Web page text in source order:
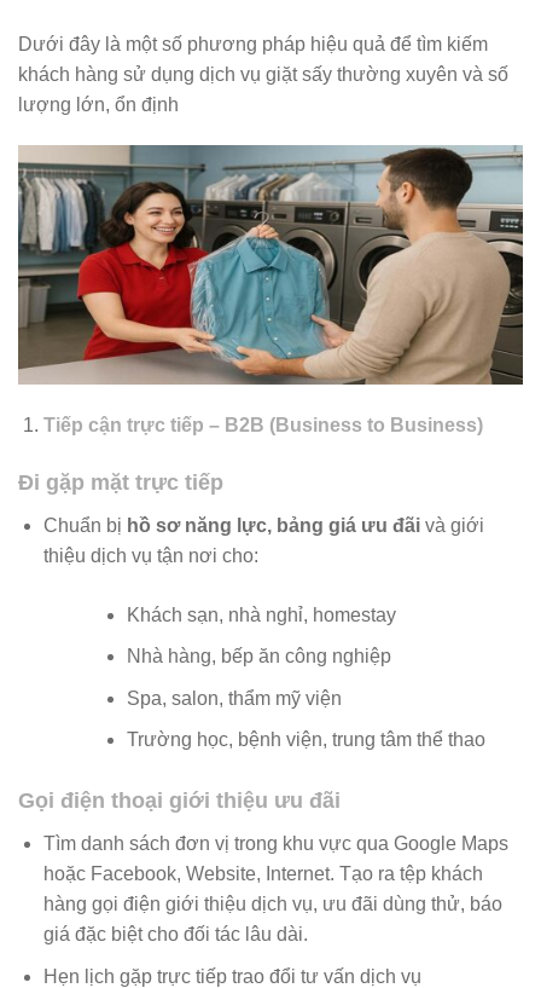
Dưới đây là một số phương pháp hiệu quả để tìm kiếm
khách hàng sử dụng dịch vụ giặt sấy thường xuyên và số
lượng lớn, ổn định
Tiếp cận trực tiếp – B2B (Business to Business)
Đi gặp mặt trực tiếp
Chuẩn bị hồ sơ năng lực, bảng giá ưu đãivà giới
thiệu dịch vụ tận nơi cho:
Khách sạn, nhà nghỉ, homestay
Nhà hàng, bếp ăn công nghiệp
Spa, salon, thẩm mỹ viện
Trường học, bệnh viện, trung tâm thể thao
Gọi điện thoại giới thiệu ưu đãi
Tìm danh sách đơn vị trong khu vực qua Google Maps
hoặc Facebook, Website, Internet. Tạo ra tệp khách
hàng gọi điện giới thiệu dịch vụ, ưu đãi dùng thử, báo
giá đặc biệt cho đối tác lâu dài.
Hẹn lịch gặp trực tiếp trao đổi tư vấn dịch vụ